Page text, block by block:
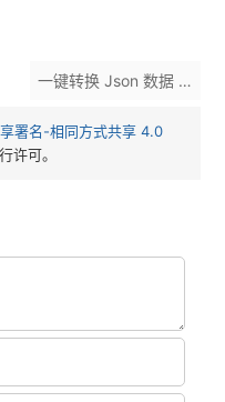
一键转换 Json 数据 至 TypeScript Interface 结构
署名-相同方式共享 4.0
许可。